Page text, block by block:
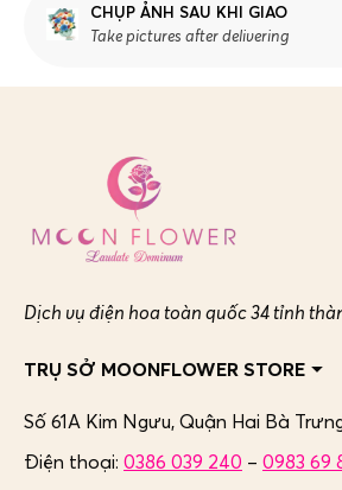
CHỤP ẢNH SAU KHI GIAO
Take pictures after delivering
Dịch vụ điện hoa toàn quốc 34 tỉnh
TRỤ SỞ MOONFLOWER STORE
Số 61A Kim Ngưu, Quận Hai Bà
Điện thoại: 0386 039 240 – 0983 69